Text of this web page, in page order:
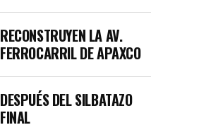
RECONSTRUYEN LA AV.
FERROCARRIL DE APAXCO
DESPUÉS DEL SILBATAZO
FINAL